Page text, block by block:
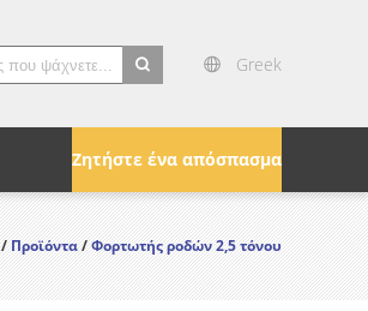
Greek
Ζητήστε ένα απόσπασμα
/Προϊόντα/Φορτωτής ροδών 2,5 τόνου